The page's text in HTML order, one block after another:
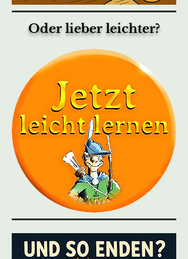
Oder lieber leichter?